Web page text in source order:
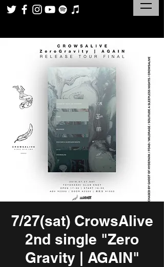
7/27(sat) CrowsAlive
2nd single "Zero
Gravity | AGAIN"